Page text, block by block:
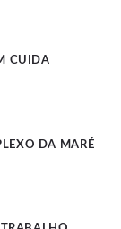
CUIDA
DA MARÉ